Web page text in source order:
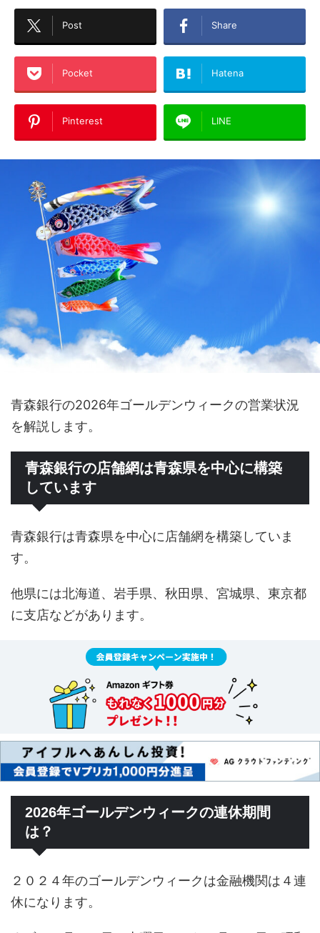
Post Share
Pocket Hatena
Pinterest LINE
青森銀行の2026年ゴールデンウィークの営業状況
を解説します。
青森銀行の店舗網は青森県を中心に構築
しています
青森銀行は青森県を中心に店舗網を構築していま
す。
他県には北海道、岩手県、秋田県、宮城県、東京都
に支店などがあります。
2026年ゴールデンウィークの連休期間
は？
２０２４年のゴールデンウィークは金融機関は４連
休になります。